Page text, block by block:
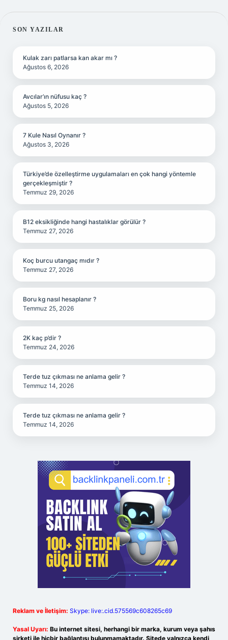
SIDEBAR
SON YAZILAR
Kulak zarı patlarsa kan akar mı ?
Ağustos 6, 2026
Avcılar’ın nüfusu kaç ?
Ağustos 5, 2026
7 Kule Nasıl Oynanır ?
Ağustos 3, 2026
Türkiye’de özelleştirme uygulamaları en çok hangi yöntemle
gerçekleşmiştir ?
Temmuz 29, 2026
B12 eksikliğinde hangi hastalıklar görülür ?
Temmuz 27, 2026
Koç burcu utangaç mıdır ?
Temmuz 27, 2026
Boru kg nasıl hesaplanır ?
Temmuz 25, 2026
2K kaç p’dir ?
Temmuz 24, 2026
Terde tuz çıkması ne anlama gelir ?
Temmuz 14, 2026
Terde tuz çıkması ne anlama gelir ?
Temmuz 14, 2026
Reklam ve İletişim: Skype: live:.cid.575569c608265c69
Yasal Uyarı: Bu internet sitesi, herhangi bir marka, kurum veya şahıs
şirketi ile hiçbir bağlantısı bulunmamaktadır. Sitede yalnızca kendi